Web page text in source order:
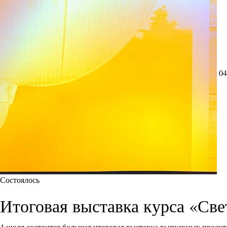
Состоялось
Итоговая выставка курса